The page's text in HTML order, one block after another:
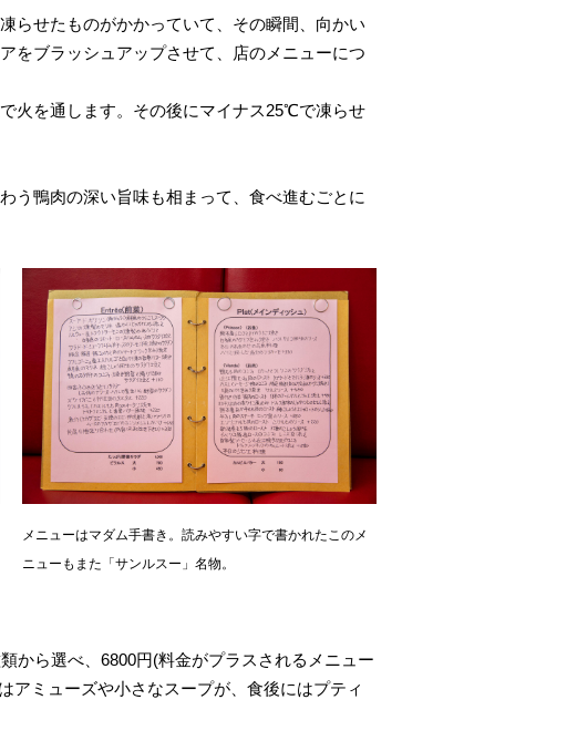
らせたものがかかっていて、その瞬間、向かい
をブラッシュアップさせて、店のメニューにつ
火を通します。その後にマイナス25℃で凍らせ
う鴨肉の深い旨味も相まって、食べ進むごとに
メニューはマダム手書き。読みやすい字で書かれたこのメ
ニューもまた「サンルスー」名物。
から選べ、6800円(料金がプラスされるメニュー
アミューズや小さなスープが、食後にはプティ